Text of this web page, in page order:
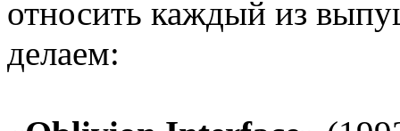
относить каждый из
делаем: